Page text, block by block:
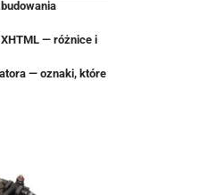
— różnice i
— oznaki, które